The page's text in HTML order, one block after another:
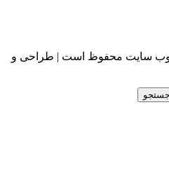
وب سایت محفوظ است | طراحی و
جستجو